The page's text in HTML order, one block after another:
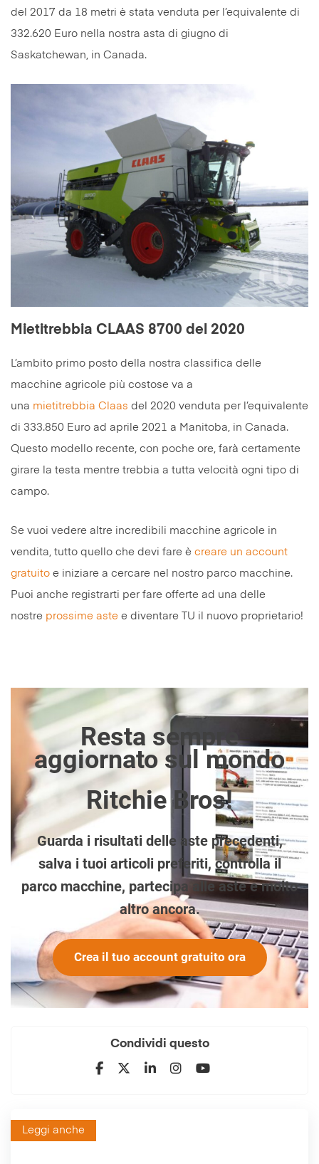
del 2017 da 18 metri è stata venduta per l’equivalente di
332.620 Euro nella nostra asta di giugno di
Saskatchewan, in Canada.
Mietitrebbia CLAAS 8700 del 2020
L’ambito primo posto della nostra classifica delle
macchine agricole più costose va a
una mietitrebbia Claas del 2020 venduta per l’equivalente
di 333.850 Euro ad aprile 2021 a Manitoba, in Canada.
Questo modello recente, con poche ore, farà certamente
girare la testa mentre trebbia a tutta velocità ogni tipo di
campo.
Se vuoi vedere altre incredibili macchine agricole in
vendita, tutto quello che devi fare è creare un account
gratuito e iniziare a cercare nel nostro parco macchine.
Puoi anche registrarti per fare offerte ad una delle
nostre prossime aste e diventare TU il nuovo proprietario!
Resta sempre
aggiornato sul mondo
Ritchie Bros!
Guarda i risultati delle aste precedenti,
salva i tuoi articoli preferiti, controlla il
parco macchine, partecipa alle aste e molto
altro ancora.
Crea il tuo account gratuito ora
Condividi questo
Leggi anche